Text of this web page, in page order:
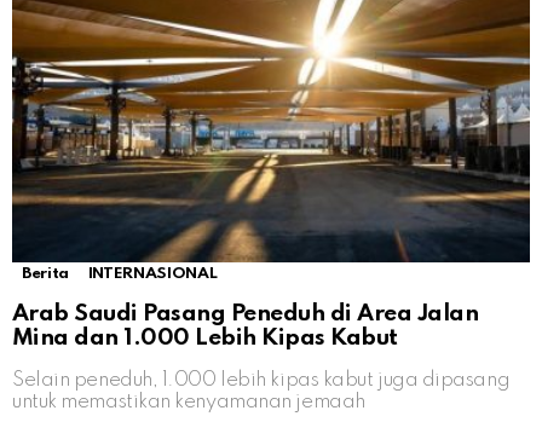
Berita INTERNASIONAL
Arab Saudi Pasang Peneduh di Area Jalan
Mina dan 1.000 Lebih Kipas Kabut
Selain peneduh, 1.000 lebih kipas kabut juga dipasang
untuk memastikan kenyamanan jemaah